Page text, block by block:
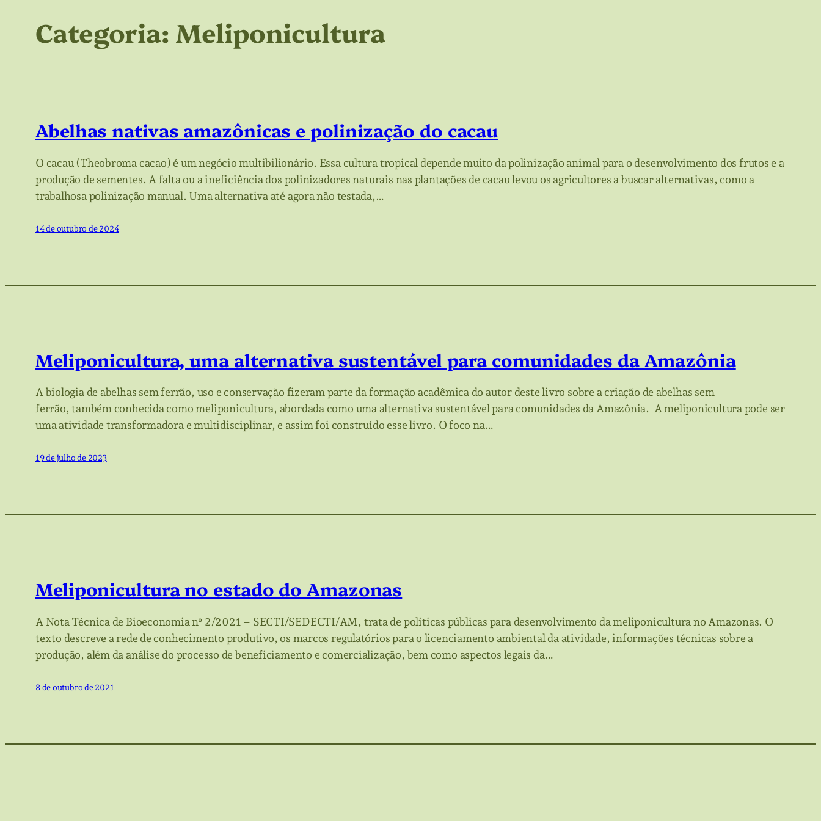
Categoria: Meliponicultura
Abelhas nativas amazônicas e polinização do cacau
O cacau (Theobroma cacao) é um negócio multibilionário. Essa cultura tropical depende muito da polinização animal para o desenvolvimento dos frutos e a
produção de sementes. A falta ou a ineficiência dos polinizadores naturais nas plantações de cacau levou os agricultores a buscar alternativas, como a
trabalhosa polinização manual. Uma alternativa até agora não testada,…
14 de outubro de 2024
Meliponicultura, uma alternativa sustentável para comunidades da Amazônia
A biologia de abelhas sem ferrão, uso e conservação fizeram parte da formação acadêmica do autor deste livro sobre a criação de abelhas sem
ferrão, também conhecida como meliponicultura, abordada como uma alternativa sustentável para comunidades da Amazônia. A meliponicultura pode ser
uma atividade transformadora e multidisciplinar, e assim foi construído esse livro. O foco na…
19 de julho de 2023
Meliponicultura no estado do Amazonas
A Nota Técnica de Bioeconomia nº 2/2021 – SECTI/SEDECTI/AM, trata de políticas públicas para desenvolvimento da meliponicultura no Amazonas. O
texto descreve a rede de conhecimento produtivo, os marcos regulatórios para o licenciamento ambiental da atividade, informações técnicas sobre a
produção, além da análise do processo de beneficiamento e comercialização, bem como aspectos legais da…
8 de outubro de 2021